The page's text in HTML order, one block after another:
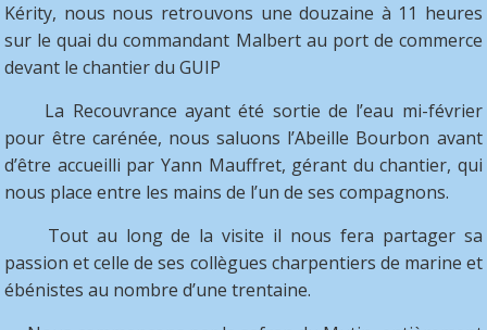
Kérity, nous nous retrouvons une douzaine à 11 heures
sur le quai du commandant Malbert au port de commerce
devant le chantier du GUIP
La Recouvrance ayant été sortie de l’eau mi-février
pour être carénée, nous saluons l’Abeille Bourbon avant
d’être accueilli par Yann Mauffret, gérant du chantier, qui
nous place entre les mains de l’un de ses compagnons.
Tout au long de la visite il nous fera partager sa
passion et celle de ses collègues charpentiers de marine et
ébénistes au nombre d’une trentaine.